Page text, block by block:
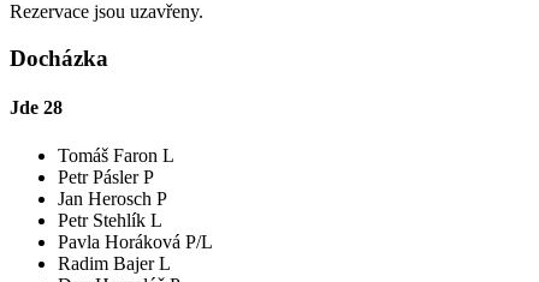
Rezervace jsou uzavřeny.
Docházka
Jde 28
Tomáš Faron L
Petr Pásler P
Jan Herosch P
Petr Stehlík L
Pavla Horáková P/L
Radim Bajer L